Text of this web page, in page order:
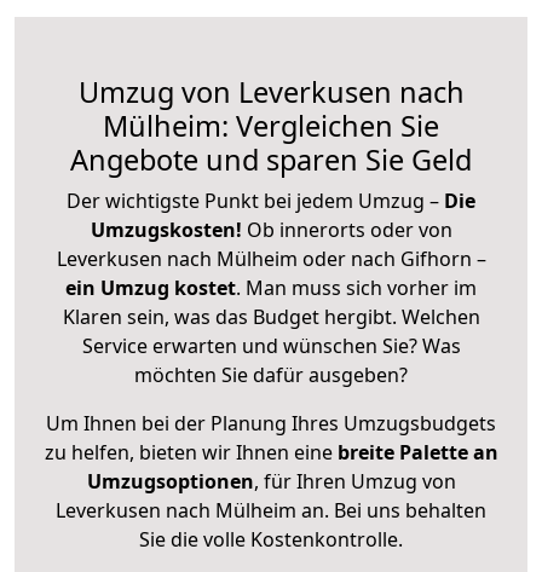
Umzug von Leverkusen nach
Mülheim: Vergleichen Sie
Angebote und sparen Sie Geld
Der wichtigste Punkt bei jedem Umzug – Die
Umzugskosten! Ob innerorts oder von
Leverkusen nach Mülheim oder nach Gifhorn –
ein Umzug kostet. Man muss sich vorher im
Klaren sein, was das Budget hergibt. Welchen
Service erwarten und wünschen Sie? Was
möchten Sie dafür ausgeben?
Um Ihnen bei der Planung Ihres Umzugsbudgets
zu helfen, bieten wir Ihnen eine breite Palette an
Umzugsoptionen, für Ihren Umzug von
Leverkusen nach Mülheim an. Bei uns behalten
Sie die volle Kostenkontrolle.